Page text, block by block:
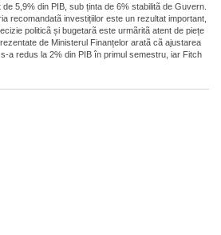
5,9% din PIB, sub ținta de 6% stabilitã de Guvern.
recomandatã investițiilor este un rezultat important,
politicã și bugetarã este urmãritã atent de piețe
de Ministerul Finanțelor aratã cã ajustarea
a redus la 2% din PIB în primul semestru, iar Fitch